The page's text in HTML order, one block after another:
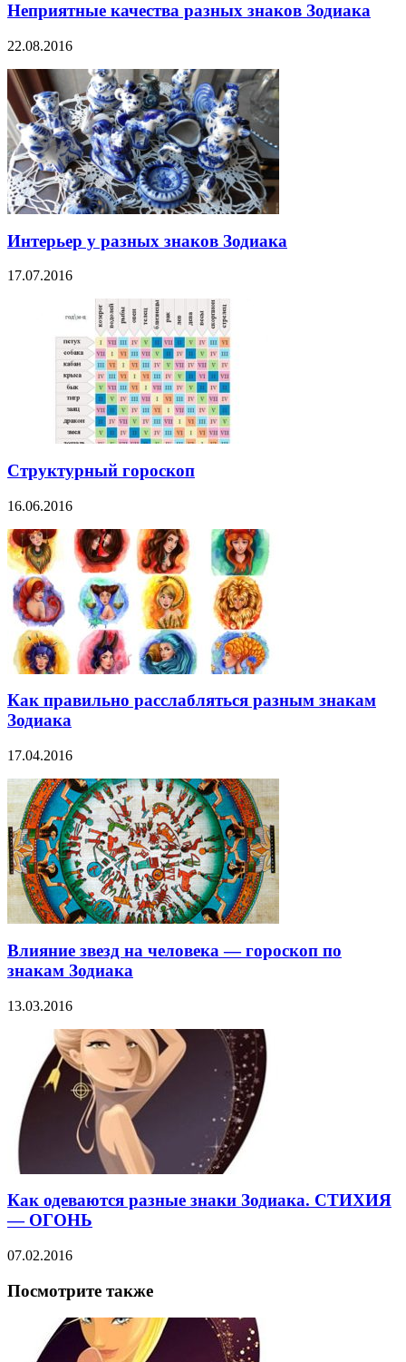
Неприятные качества разных знаков Зодиака
22.08.2016
Интерьер у разных знаков Зодиака
17.07.2016
Структурный гороскоп
16.06.2016
Как правильно расслабляться разным знакам
Зодиака
17.04.2016
Влияние звезд на человека — гороскоп по
знакам Зодиака
13.03.2016
Как одеваются разные знаки Зодиака. СТИХИЯ
— ОГОНЬ
07.02.2016
Посмотрите также